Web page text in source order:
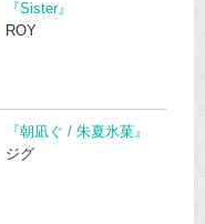
『Sister』
ROY
『朝凪ぐ / 朱夏氷菓』
ジグ